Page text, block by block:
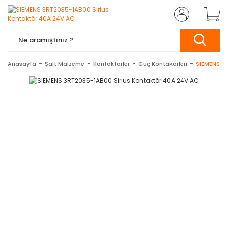
Anasayfa Şalt Malzeme Kontaktörler Güç Kontakörleri SIEMENS